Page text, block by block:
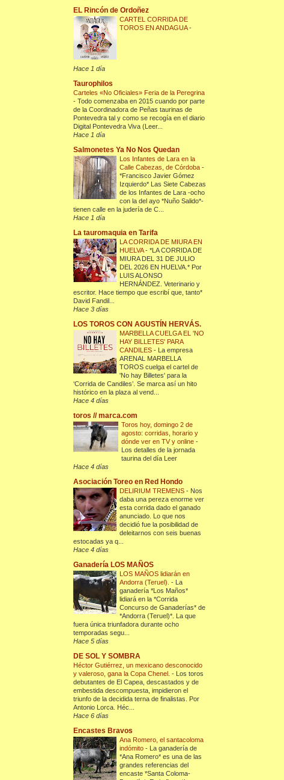
EL Rincón de Ordoñez
CARTEL CORRIDA DE
TOROS EN ANDAGUA-
Hace 1 día
Taurophilos
Carteles «No Oficiales» Feria de la Peregrina
-Todo comenzaba en 2015 cuando por parte
de la Coordinadora de Peñas taurinas de
Pontevedra tal y como se recogía en el diario
Digital Pontevedra Viva (Leer...
Hace 1 día
Salmonetes Ya No Nos Quedan
Los Infantes de Lara en la
Calle Cabezas, de Córdoba-
*Francisco Javier Gómez
Izquierdo* Las Siete Cabezas
de los Infantes de Lara -ocho
con la del ayo *Nuño Salido*-
tienen calle en la judería de C...
Hace 1 día
La tauromaquia en Tarifa
LA CORRIDA DE MIURA EN
HUELVA-*LA CORRIDA DE
MIURA DEL 31 DE JULIO
DEL 2026 EN HUELVA.* Por
LUIS ALONSO
HERNÁNDEZ. Veterinario y
escritor. Hace tiempo que escribí que, tanto*
David Fandil...
Hace 3 días
LOS TOROS CON AGUSTÍN HERVÁS.
MARBELLA CUELGA EL 'NO
HAY BILLETES' PARA
CANDILES- La empresa
ARENAL MARBELLA
TOROS cuelga el cartel de
'No hay Billetes' para la
‘Corrida de Candiles’. Se marca así un hito
histórico en la plaza al vend...
Hace 4 días
toros // marca.com
Toros hoy, domingo 2 de
agosto: corridas, horario y
dónde ver en TV y online-
Los detalles de la jornada
taurina del día Leer
Hace 4 días
Asociación Toreo en Red Hondo
DELIRIUM TREMENS- Nos
daba una pereza enorme ver
esta corrida dado el ganado
anunciado. Lo que nos
decidió fue la posibilidad de
deleitarnos con seis buenas
estocadas ya q...
Hace 4 días
Ganadería LOS MAÑOS
LOS MAÑOS lidiarán en
Andorra (Teruel).- La
ganadería *Los Maños*
lidiará en la *Corrida
Concurso de Ganaderías* de
*Andorra (Teruel)*. La que
fuera única triunfadora durante ocho
temporadas segu...
Hace 5 días
DE SOL Y SOMBRA
Héctor Gutiérrez, un mexicano desconocido
y valeroso, gana la Copa Chenel.- Los toros
debutantes de El Capea, descastados y de
embestida descompuesta, impidieron el
triunfo de la decidida terna de finalistas. Por
Antonio Lorca. Héc...
Hace 6 días
Encastes Bravos
Ana Romero, el santacoloma
indómito- La ganadería de
*Ana Romero* es una de las
grandes referencias del
encaste *Santa Coloma-